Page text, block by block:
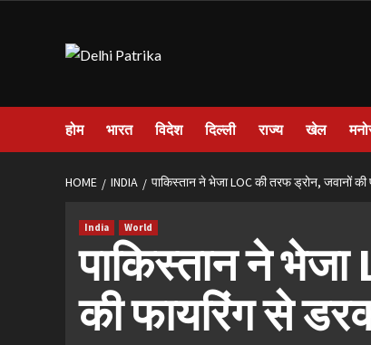
होम भारत विदेश दिल्ली राज्य खेल
HOME INDIA पाकिस्तान ने भेजा LOC की तरफ ड्रोन, जवानों
India World
पाकिस्तान ने
की फायरिंग से